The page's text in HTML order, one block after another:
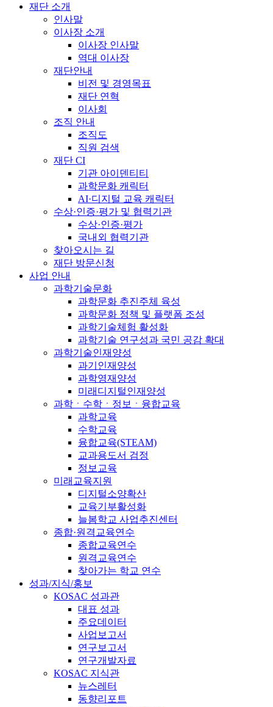
재단 소개
인사말
이사장 소개
이사장 인사말
역대 이사장
재단안내
비전 및 경영목표
재단 연혁
이사회
조직 안내
조직도
직원 검색
재단 CI
기관 아이덴티티
과학문화 캐릭터
AI·디지털 교육 캐릭터
수상·인증·평가 및 협력기관
수상·인증·평가
국내외 협력기관
찾아오시는 길
재단 방문신청
사업 안내
과학기술문화
과학문화 추진주체 육성
과학문화 정책 및 플랫폼 조성
과학기술체험 활성화
과학기술 연구성과 국민 공감 확대
과학기술인재양성
과기인재양성
과학영재양성
미래디지털인재양성
과학ㆍ수학ㆍ정보ㆍ융합교육
과학교육
수학교육
융합교육(STEAM)
교과용도서 검정
정보교육
미래교육지원
디지털소양확산
교육기부활성화
늘봄학교 사업추진센터
종합·원격교육연수
종합교육연수
원격교육연수
찾아가는 학교 연수
성과/지식/홍보
KOSAC 성과관
대표 성과
주요데이터
사업보고서
연구보고서
연구개발자료
KOSAC 지식관
뉴스레터
동향리포트